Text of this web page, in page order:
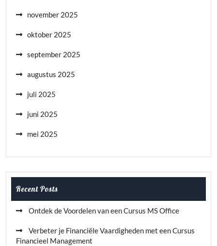
november 2025
oktober 2025
september 2025
augustus 2025
juli 2025
juni 2025
mei 2025
Recent Posts
Ontdek de Voordelen van een Cursus MS Office
Verbeter je Financiële Vaardigheden met een Cursus
Financieel Management